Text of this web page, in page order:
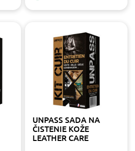
UNPASS SADA NA
ČISTENIE KOŽE
LEATHER CARE